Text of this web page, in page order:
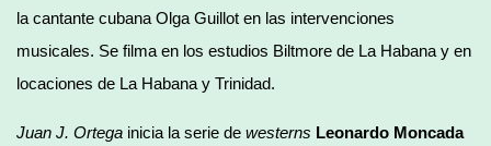
la cantante cubana Olga Guillot en las intervenciones
musicales. Se filma en los estudios Biltmore de La Habana y en
locaciones de La Habana y Trinidad.
Juan J. Ortega inicia la serie de westerns Leonardo Moncada